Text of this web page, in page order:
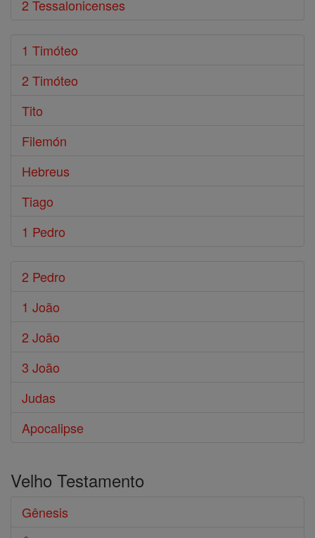
2 Tessalonicenses
1 Timóteo
2 Timóteo
Tito
Filemón
Hebreus
Tiago
1 Pedro
2 Pedro
1 João
2 João
3 João
Judas
Apocalipse
Velho Testamento
Gênesis